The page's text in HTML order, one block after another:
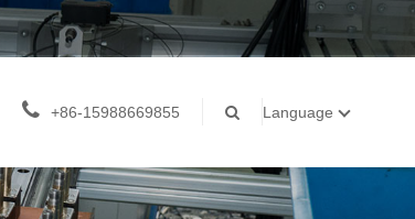
+86-15988669855 Language